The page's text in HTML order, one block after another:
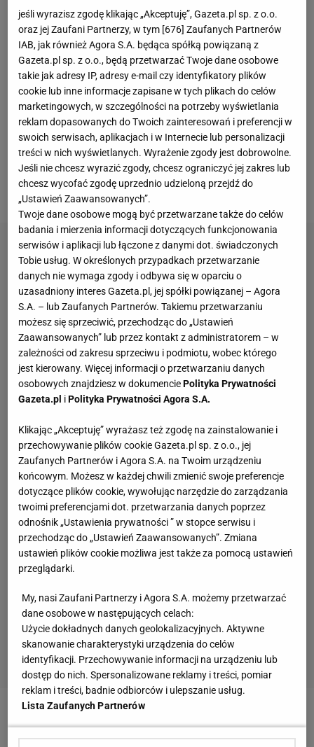
Ewa Swobodaprzyjechała na HaloweMistrzostwa
Światado chińskiego Nankin z nadzieją na medale.
W 2025 roku na HME zajęła czwarte miejsce z
czasem 7,07. Przegrała wówczas z Zaynab Dosso,
Mujingą Kambundji i Patrizią van der Weken. -
Jestem z siebie dumna, bo myślałam, że nie
pobiegnę do tego finału. Tak mi było źle, trudno. Ale
to nic. Jestem czwarta, wiadomo, jest ten niedosyt,
bo to czwarte miejsce - mówiła po biegu na antenie
TVP.
halowych mistrzostwach Europy. Powodem kontuzja
jeśli wyrazisz zgodę klikając „Akceptuję”, Gazeta.pl sp. z o.o.
oraz jej Zaufani Partnerzy, w tym [676] Zaufanych Partnerów
IAB, jak również Agora S.A. będąca spółką powiązaną z
Gazeta.pl sp. z o.o., będą przetwarzać Twoje dane osobowe
takie jak adresy IP, adresy e-mail czy identyfikatory plików
cookie lub inne informacje zapisane w tych plikach do celów
marketingowych, w szczególności na potrzeby wyświetlania
reklam dopasowanych do Twoich zainteresowań i preferencji w
swoich serwisach, aplikacjach i w Internecie lub personalizacji
treści w nich wyświetlanych. Wyrażenie zgody jest dobrowolne.
Jeśli nie chcesz wyrazić zgody, chcesz ograniczyć jej zakres lub
chcesz wycofać zgodę uprzednio udzieloną przejdź do
„Ustawień Zaawansowanych”.
Twoje dane osobowe mogą być przetwarzane także do celów
badania i mierzenia informacji dotyczących funkcjonowania
serwisów i aplikacji lub łączone z danymi dot. świadczonych
Tobie usług. W określonych przypadkach przetwarzanie
danych nie wymaga zgody i odbywa się w oparciu o
uzasadniony interes Gazeta.pl, jej spółki powiązanej – Agora
S.A. – lub Zaufanych Partnerów. Takiemu przetwarzaniu
możesz się sprzeciwić, przechodząc do „Ustawień
Zaawansowanych” lub przez kontakt z administratorem – w
zależności od zakresu sprzeciwu i podmiotu, wobec którego
jest kierowany. Więcej informacji o przetwarzaniu danych
osobowych znajdziesz w dokumenciePolityka Prywatności
Gazeta.pl iPolityka Prywatności Agora S.A.
Klikając „Akceptuję” wyrażasz też zgodę na zainstalowanie i
przechowywanie plików cookie Gazeta.pl sp. z o.o., jej
Zaufanych Partnerów i Agora S.A. na Twoim urządzeniu
końcowym. Możesz w każdej chwili zmienić swoje preferencje
dotyczące plików cookie, wywołując narzędzie do zarządzania
twoimi preferencjami dot. przetwarzania danych poprzez
odnośnik „Ustawienia prywatności ” w stopce serwisu i
przechodząc do „Ustawień Zaawansowanych”. Zmiana
ustawień plików cookie możliwa jest także za pomocą ustawień
przeglądarki.
My, nasi Zaufani Partnerzy i Agora S.A. możemy przetwarzać
dane osobowe w następujących celach:
Użycie dokładnych danych geolokalizacyjnych. Aktywne
skanowanie charakterystyki urządzenia do celów
identyfikacji. Przechowywanie informacji na urządzeniu lub
dostęp do nich. Spersonalizowane reklamy i treści, pomiar
reklam i treści, badnie odbiorców i ulepszanie usług.
Lista Zaufanych Partnerów